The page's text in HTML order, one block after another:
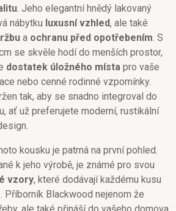
. Jeho elegantní hnědý lakovaný
nábytku luxusní vzhled, ale také
a ochranu před opotřebením . S
se skvěle hodí do menších prostor,
dostatek úložného místa pro vaše
nebo cenné rodinné vzpomínky.
tak, aby se snadno integroval do
ať už preferujete moderní, rustikální
kousku je patrná na první pohled.
k jeho výrobě, je známé pro svou
vzory, které dodávají každému kusu
. Příborník Blackwood nejenom že